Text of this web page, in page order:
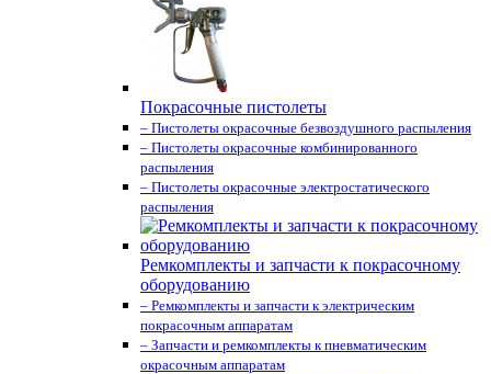
Покрасочные пистолеты
– Пистолеты окрасочные безвоздушного распыления
– Пистолеты окрасочные комбинированного
распыления
– Пистолеты окрасочные электростатического
распыления
Ремкомплекты и запчасти к покрасочному
оборудованию
– Ремкомплекты и запчасти к электрическим
покрасочным аппаратам
– Запчасти и ремкомплекты к пневматическим
окрасочным аппаратам